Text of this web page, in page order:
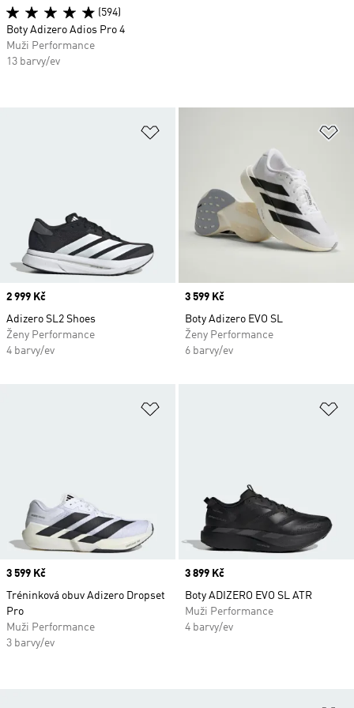
Price
2 999 Kč
Adizero SL2 Shoes
Ženy Performance
4 barvy/ev
Price
3 599 Kč
Boty Adizero EVO SL
Ženy Performance
6 barvy/ev
Price
3 599 Kč
Tréninková obuv Adizero Dropset
Pro
Muži Performance
3 barvy/ev
Price
3 899 Kč
Boty ADIZERO EVO SL ATR
Muži Performance
4 barvy/ev
(594)
Boty Adizero Adios Pro 4
Muži Performance
13 barvy/ev